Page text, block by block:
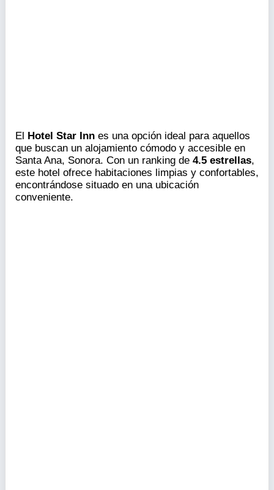
El Hotel Star Inn es una opción ideal para aquellos
que buscan un alojamiento cómodo y accesible en
Santa Ana, Sonora. Con un ranking de 4.5 estrellas,
este hotel ofrece habitaciones limpias y confortables,
encontrándose situado en una ubicación
conveniente.